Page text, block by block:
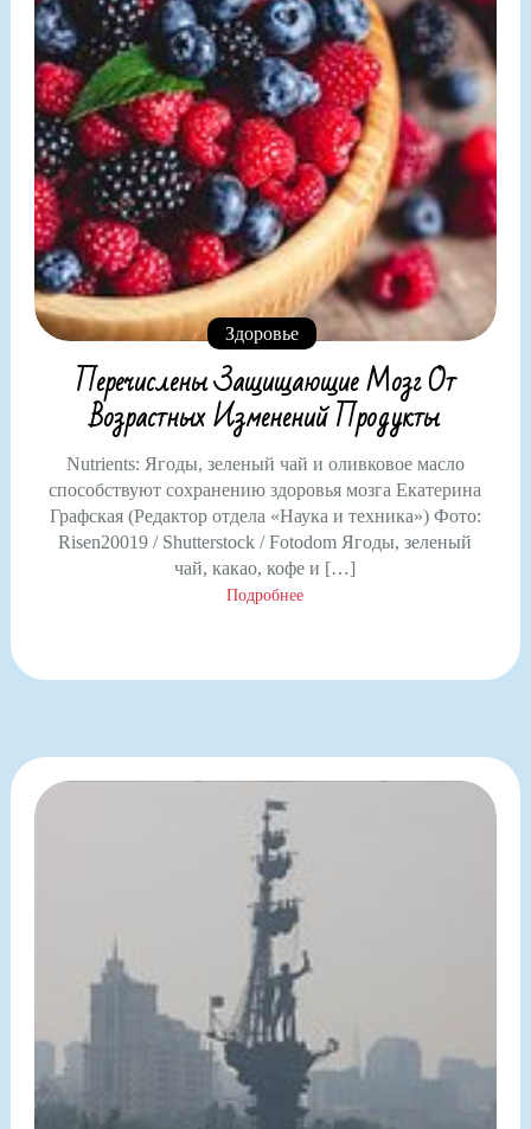
Здоровье
Перечислены Защищающие Мозг От
Возрастных Изменений Продукты
Nutrients: Ягоды, зеленый чай и оливковое масло
способствуют сохранению здоровья мозга Екатерина
Графская (Редактор отдела «Наука и техника») Фото:
Risen20019 / Shutterstock / Fotodom Ягоды, зеленый
чай, какао, кофе и […]
Подробнее